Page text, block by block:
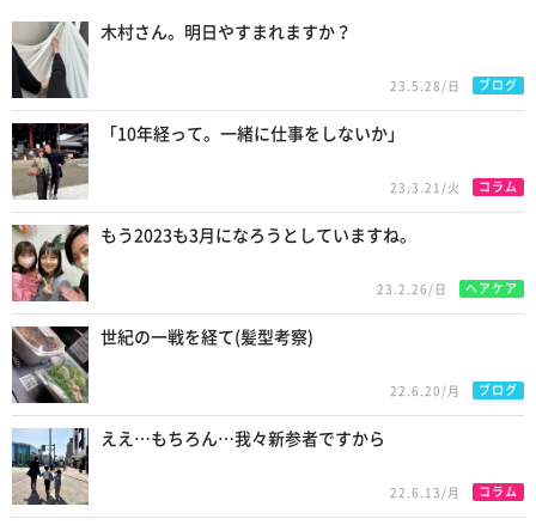
木村さん。明日やすまれますか？
23.5.28/日 ブログ
「10年経って。一緒に仕事をしないか」
23.3.21/火 コラム
もう2023も3月になろうとしていますね。
23.2.26/日 ヘアケア
世紀の一戦を経て(髪型考察)
22.6.20/月 ブログ
ええ…もちろん…我々新参者ですから
22.6.13/月 コラム